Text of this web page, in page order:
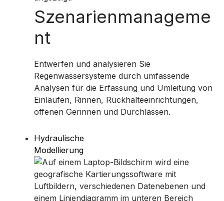
Szenarienmanageme
nt
Entwerfen und analysieren Sie
Regenwassersysteme durch umfassende
Analysen für die Erfassung und Umleitung von
Einläufen, Rinnen, Rückhalteeinrichtungen,
offenen Gerinnen und Durchlässen.
Hydraulische
Modellierung